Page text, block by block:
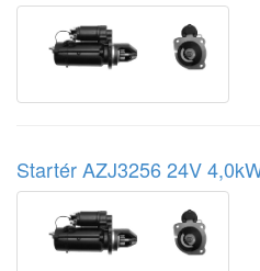
Startér AZJ3256 24V